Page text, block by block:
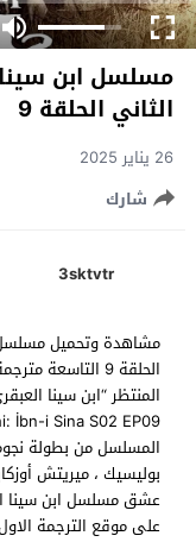
مسلسل ابن
الثاني الحلقة 9
26 يناير 2025
شارك
3sktvtr
مشاهدة وتحميل مسلسل
الحلقة 9
المسلسل من بطولة
بوليسيك ، ميريتش
على موقع الترجمة